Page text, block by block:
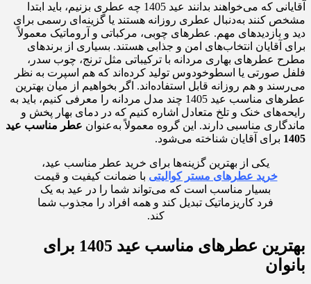
آقایانی که می‌خواهند بدانند عید 1405 چه عطری بزنیم، باید ابتدا
مشخص کنند به‌دنبال عطری روزانه هستند یا گزینه‌ای رسمی برای
دید و بازدیدهای مهم. عطرهای چوبی، مرکباتی و آروماتیک معمولاً
برای آقایان انتخاب‌های امن و جذابی هستند. بسیاری از برندهای
مطرح عطرهای بهاری مردانه با ترکیباتی مثل ترنج، چوب سدر،
فلفل صورتی یا اسطوخودوس تولید کرده‌اند که هم اسپرت به نظر
می‌رسند و هم روزانه قابل استفاده‌اند. اگر بخواهیم از میان بهترین
عطرهای مناسب عید 1405 چند مدل مردانه را معرفی کنیم، باید به
رایحه‌های خنک و تلخ متعادل اشاره کنیم که در دمای بهار پخش و
ماندگاری مناسبی دارند. این گروه معمولاً به‌عنوان عطر مناسب عید
1405 برای آقایان شناخته می‌شود.
یکی از بهترین گزینه‌ها برای خرید عطر مناسب عید،
خرید عطرهای مستر کوالیتی با ضمانت کیفیت و قیمت
بسیار مناسب است که می‌تواند شما را در عید به یک
فرد کاریزماتیک تبدیل کند و همه افراد را مجذوب شما
کند.
بهترین عطرهای مناسب عید 1405 برای
بانوان